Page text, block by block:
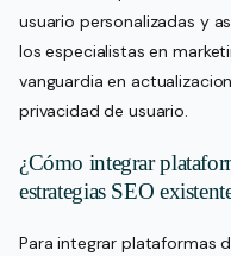
usuario personalizadas y
los especialistas en
vanguardia en
privacidad de usuario.
¿Cómo integrar
estrategias SEO
Para integrar plataformas